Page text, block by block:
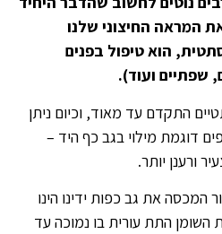
המראה החיצוני שלנו
הוא טיפול בפנים
שפתיים ועוד).
התקדם עד מאוד, וכיום ניתן
דוגמת מילוי בגב כף היד –
ורענן יותר.
המכסה את גב כפות ידינו הינו
התת עורית בו נמוכה עד